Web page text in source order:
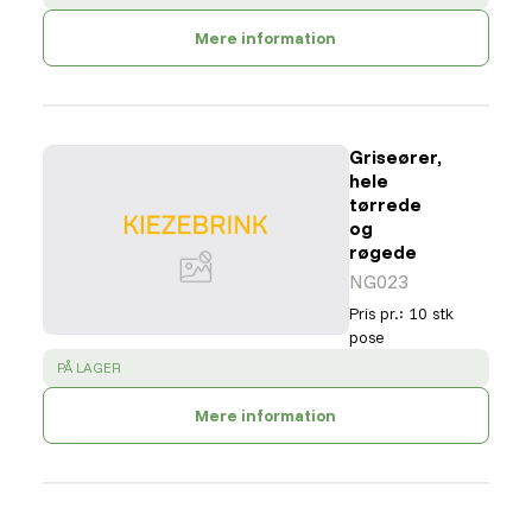
Mere information
Griseører,
hele
tørrede
og
røgede
NG023
Pris pr.: 10 stk
pose
SUCCESS
PÅ LAGER
Mere information